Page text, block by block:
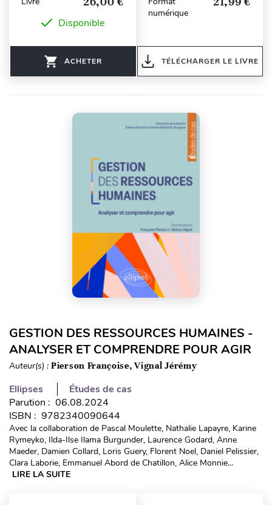
Disponible
ACHETER
numérique
TÉLÉCHARGER LE LIVRE
GESTION DES RESSOURCES HUMAINES -
ANALYSER ET COMPRENDRE POUR AGIR
Auteur(s) : Pierson Françoise, Vignal Jérémy
Ellipses
Études de cas
Parution : 06.08.2024
ISBN : 9782340090644
Avec la collaboration de Pascal Moulette, Nathalie Lapayre, Karine
Rymeyko, Ilda-Ilse Ilama Burgunder, Laurence Godard, Anne
Maeder, Damien Collard, Loris Guery, Florent Noel, Daniel Pelissier,
Clara Laborie, Emmanuel Abord de Chatillon, Alice Monnie...
LIRE LA SUITE